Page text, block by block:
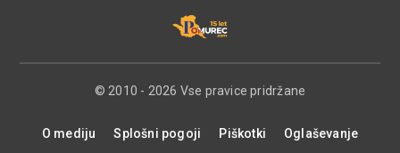
© 2010 - 2026 Vse pravice pridržane
O mediju Splošni pogoji Piškotki Oglaševanje